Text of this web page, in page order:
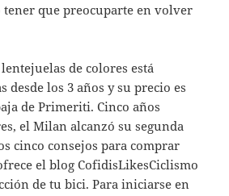
tener que preocuparte en volver
de colores está
desde los 3 años y su precio es
de Primeriti. Cinco años
el Milan alcanzó su segunda
cinco consejos para comprar
el blog CofidisLikesCiclismo
de tu bici. Para iniciarse en